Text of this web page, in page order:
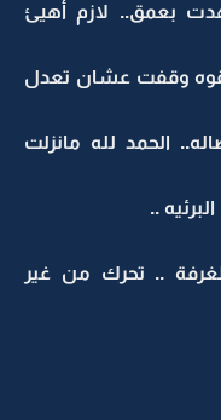
بعمق.. لازم أهيئ
وقفت عشان تعدل
الحمد لله مانزلت
..
.. تحرك من غير